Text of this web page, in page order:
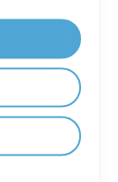
API는
PDF 등을
되는 형식의